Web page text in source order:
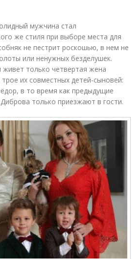
мужчина стал
же стиля при выборе места для
не пестрит роскошью, в нем не
или ненужных безделушек.
живет только четвертая жена
их совместных детей-сыновей:
в то время как предыдущие
только приезжают в гости.